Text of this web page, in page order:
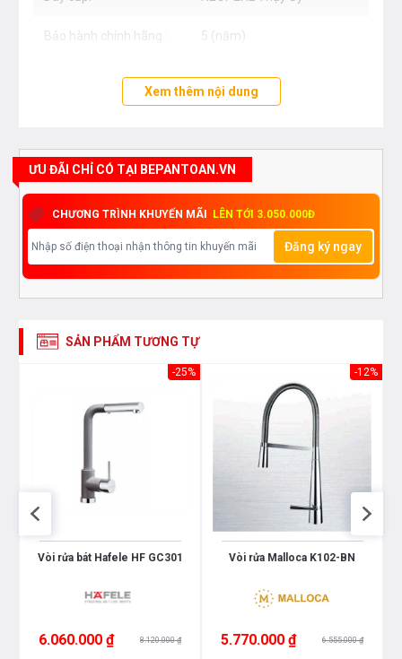
Bảo hành chính hãng : 5 (năm)
Xem thêm nội dung
ƯU ĐÃI CHỈ CÓ TẠI BEPANTOAN.VN
CHƯƠNG TRÌNH KHUYẾN MÃI LÊN TỚI 3.050.000Đ
Đăng ký ngay
SẢN PHẨM TƯƠNG TỰ
-25%
Vòi rửa bát Hafele HF GC301
6.060.000 ₫ 8.120.000 ₫
-12%
Vòi rửa Malloca K102-BN
5.770.000 ₫ 6.555.000 ₫